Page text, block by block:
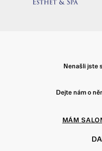
Nenašli jste
Dejte nám o
MÁM